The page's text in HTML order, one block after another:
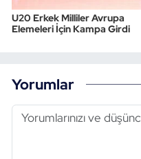
U20 Erkek Milliler Avrupa
Elemeleri İçin Kampa Girdi
Yorumlar